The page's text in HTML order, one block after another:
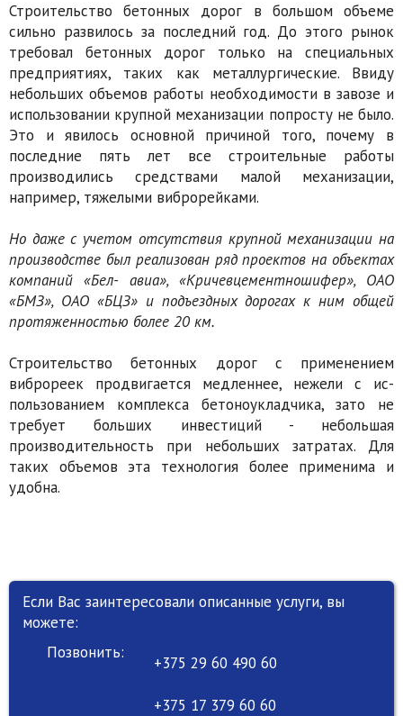
Строительство бетонных дорог в большом объеме
сильно развилось за последний год. До этого рынок
требовал бетонных дорог только на специальных
предприятиях, таких как металлургические. Ввиду
небольших объ­емов работы необходимости в завозе и
ис­пользовании крупной механизации попросту не было.
Это и явилось основной причиной того, почему в
последние пять лет все стро­ительные работы
производились средствами малой механизации,
например, тяжелыми виброрейками.
Но даже с учетом отсутствия крупной ме­ханизации на
производстве был реализован ряд проектов на объектах
компаний «Бел- авиа», «Кричевцементношифер», ОАО
«БМЗ», ОАО «БЦЗ» и подъездных дорогах к ним общей
протяженностью более 20 км.
Строительство бетонных дорог с применением
виброреек продвигается медленнее, нежели с ис­
пользованием комплекса бетоноукладчика, зато не
требует больших инвестиций - небольшая
производительность при небольших затратах. Для
таких объемов эта технология более при­менима и
удобна.
Если Вас заинтересовали описанные услуги, вы
можете:
Позвонить:
+375 29 60 490 60
+375 17 379 60 60